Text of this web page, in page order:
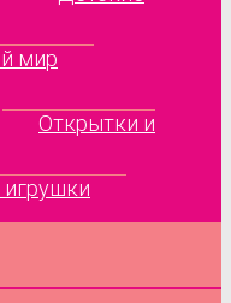
мир
Открытки и